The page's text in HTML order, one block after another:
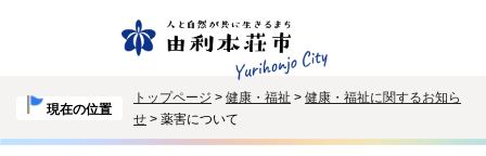
現在の位置
トップページ > 健康・福祉 > 健康・福祉に関するお知ら
せ > 薬害について